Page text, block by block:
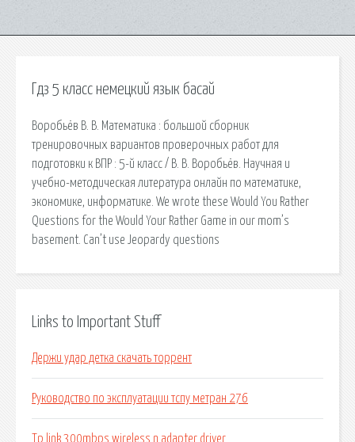
Гдз 5 класс немецкий язык басай
Воробьёв В. В. Математика : большой сборник
тренировочных вариантов проверочных работ для
подготовки к ВПР : 5-й класс / В. В. Воробьёв. Научная и
учебно-методическая литература онлайн по математике,
экономике, информатике. We wrote these Would You Rather
Questions for the Would Your Rather Game in our mom’s
basement. Can’t use Jeopardy questions
Links to Important Stuff
Держи удар детка скачать торрент
Руководство по эксплуатации тспу метран 276
Tp link 300mbps wireless n adapter driver